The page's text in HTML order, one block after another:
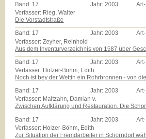
Band: 17 Jahr:2003
Verfasser: Rieg, Walter
Die Vorstadtstraße
Band: 17 Jahr:2003
Verfasser: Zeyher, Reinhold
Aus dem Inventurverzeichnis von 1587 über
Band: 17 Jahr:2003
Verfasser: Holzer-Böhm, Edith
Noch ist bey der Wettin ein Rohrbronnen - von
Band: 17 Jahr:2003
Verfasser: Maltzahn, Damian v.
Zwischen Aufklärung und Restauration. Die
Band: 17 Jahr: 2003
Verfasser: Holzer-Böhm, Edith
Zur Situation der Fremdarbeiter in Schorndorf